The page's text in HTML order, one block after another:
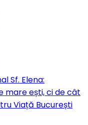
Sf. Elena:
mare ești, ci de cât
Viață București